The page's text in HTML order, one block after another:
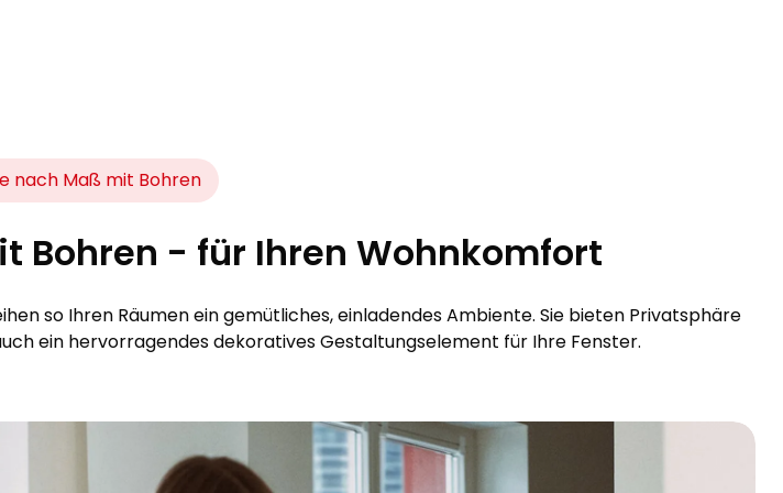
nach Maß mit Bohren
Bohren - für Ihren Wohnkomfort
so Ihren Räumen ein gemütliches, einladendes Ambiente. Sie bieten Privatsphäre
ein hervorragendes dekoratives Gestaltungselement für Ihre Fenster.